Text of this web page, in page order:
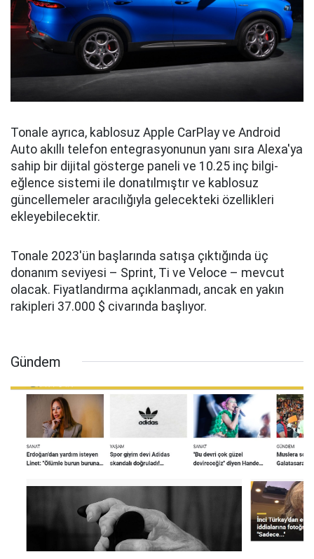
Tonale ayrıca, kablosuz Apple CarPlay ve Android
Auto akıllı telefon entegrasyonunun yanı sıra Alexa'ya
sahip bir dijital gösterge paneli ve 10.25 inç bilgi-
eğlence sistemi ile donatılmıştır ve kablosuz
güncellemeler aracılığıyla gelecekteki özellikleri
ekleyebilecektir.
Tonale 2023'ün başlarında satışa çıktığında üç
donanım seviyesi – Sprint, Ti ve Veloce – mevcut
olacak. Fiyatlandırma açıklanmadı, ancak en yakın
rakipleri 37.000 $ civarında başlıyor.
Gündem